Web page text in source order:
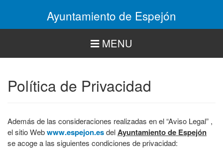
Ayuntamiento de Espejón
MENU
Política de Privacidad
Además de las consideraciones realizadas en el “Aviso Legal” ,
el sitio Webwww.espejon.esdelAyuntamiento de Espejón
se acoge a las siguientes condiciones de privacidad: